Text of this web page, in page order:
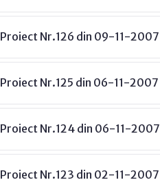
Proiect Nr.126 din 09-11-2007
Proiect Nr.125 din 06-11-2007
Proiect Nr.124 din 06-11-2007
Proiect Nr.123 din 02-11-2007